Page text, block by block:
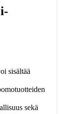
sisältää
sekä